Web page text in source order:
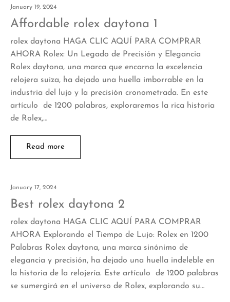
January 19, 2024
Affordable rolex daytona 1
rolex daytona HAGA CLIC AQUÍ PARA COMPRAR
AHORA Rolex: Un Legado de Precisión y Elegancia
Rolex daytona, una marca que encarna la excelencia
relojera suiza, ha dejado una huella imborrable en la
industria del lujo y la precisión cronometrada. En este
artículo de 1200 palabras, exploraremos la rica historia
de Rolex,…
Read more
January 17, 2024
Best rolex daytona 2
rolex daytona HAGA CLIC AQUÍ PARA COMPRAR
AHORA Explorando el Tiempo de Lujo: Rolex en 1200
Palabras Rolex daytona, una marca sinónimo de
elegancia y precisión, ha dejado una huella indeleble en
la historia de la relojería. Este artículo de 1200 palabras
se sumergirá en el universo de Rolex, explorando su…